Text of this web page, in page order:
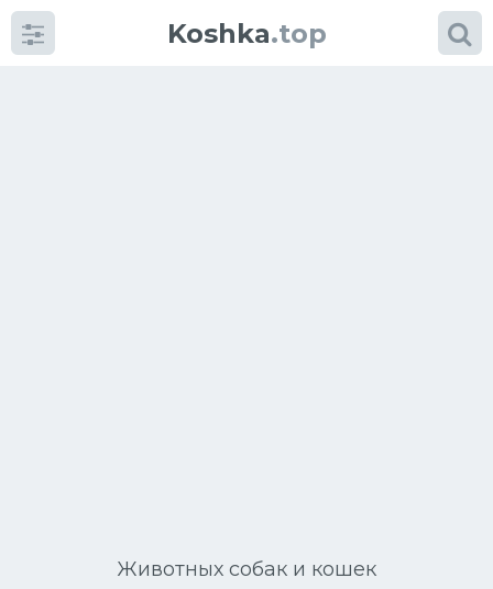
Koshka.top
Животных собак и кошек
Мейн Куны